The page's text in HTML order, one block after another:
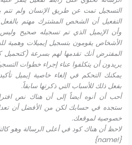
التسجيل تمت عن طريق الإنسان ولم تتم
التفعيل أن الشخص المشترك مهتم بالفعل
وأن الإيميل الذي تم تسجيله صحيح
الأشخاص يقومون بتسجيل إيميلات وهمية
المفترض أنك تقدمها لهم بسرعة
يريدون أن يتكلفوا عناء إجراء خطوات
يمكنك التحكم في إلغاء خاصية إيميل
بفعل ذلك للأسباب التي ذكرتها سابقاً.
أحب أن أنوه أيضاً إلى أن هناك نص
ستجده في حسابك لكن من الأفضل أن
خصوصية لموقعك.
لاحظ أن هناك كود في أعلى الرسالة وهو
{!name}